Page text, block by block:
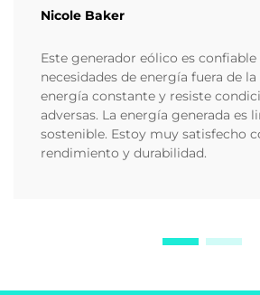
Nicole Baker
Este generador eólico es confiable
necesidades de energía fuera de
energía constante y resiste
adversas. La energía generada es
sostenible. Estoy muy satisfecho
rendimiento y durabilidad.